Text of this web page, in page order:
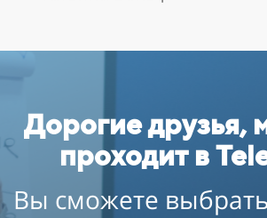
Дорогие друзья,
проходит в
Вы сможете